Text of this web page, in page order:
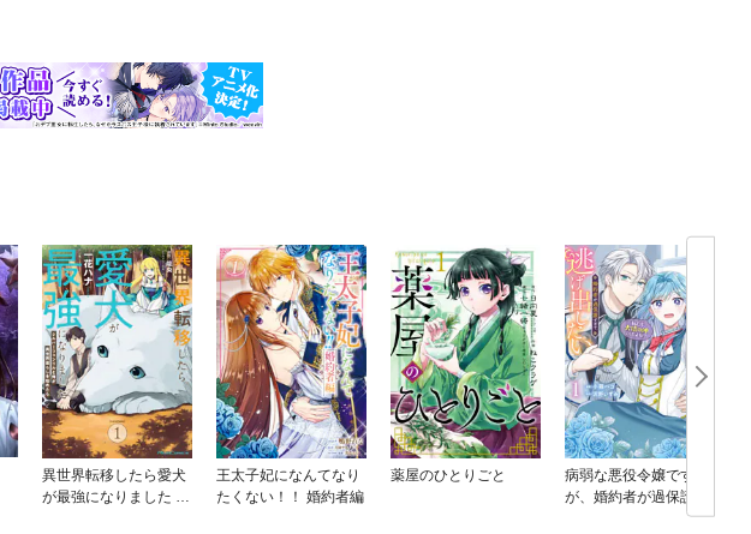
異世界転移したら愛犬
が最強になりました ～
王太子妃になんてなり
たくない！！ 婚約者編
薬屋のひとりごと
病弱な悪役令嬢です
が、婚約者が過保護す
ぎて逃げ出したい(私た